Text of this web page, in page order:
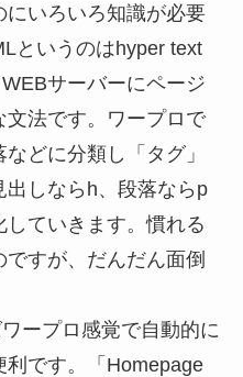
いろいろ知識が必要
というのはhyper text
サーバーにページ
文法です。ワープロで
どに分類し「タグ」
しならh、段落ならp
ていきます。慣れる
すが、だんだん面倒
ープロ感覚で自動的に
利です。「Homepage